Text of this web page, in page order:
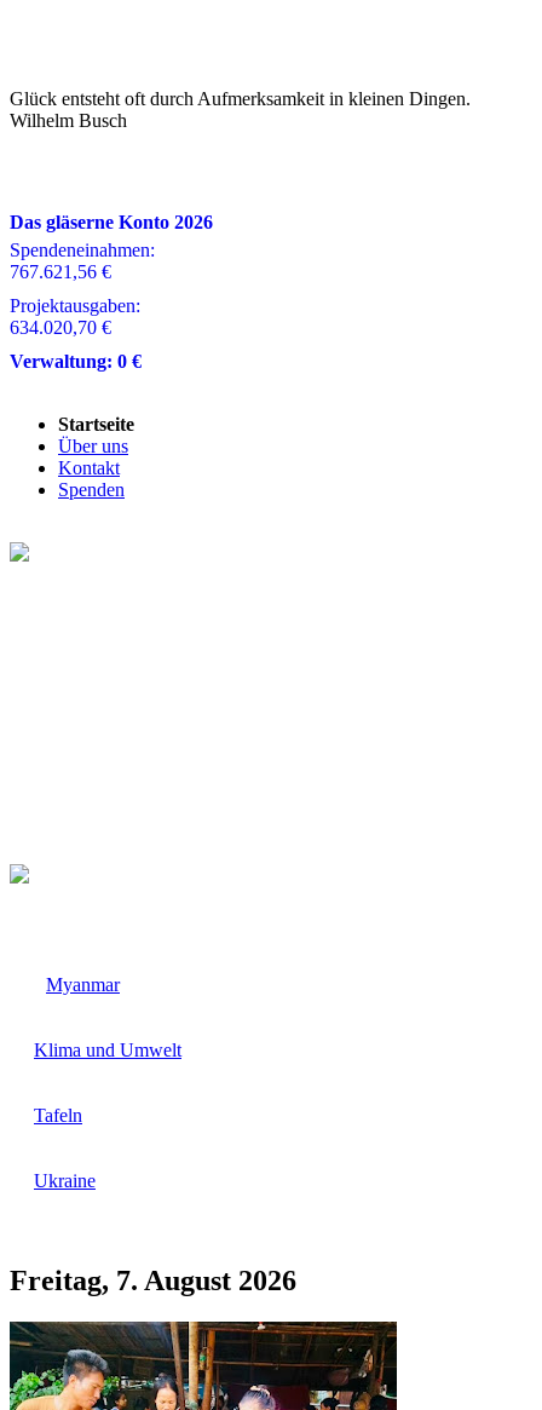
Glück entsteht oft durch Aufmerksamkeit in kleinen Dingen.
Wilhelm Busch
Das gläserne Konto 2026
Spendeneinahmen:
767.621,56 €
Projektausgaben:
634.020,70 €
Verwaltung: 0 €
Startseite
Über uns
Kontakt
Spenden
Myanmar
Klima und Umwelt
Tafeln
Ukraine
Freitag, 7. August 2026